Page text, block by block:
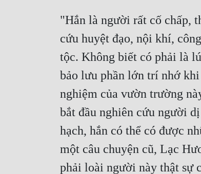
"Hắn là người rất cố chấp,
cứu huyệt đạo, nội khí,
tộc. Không biết có phải là
bảo lưu phần lớn trí nhớ
nghiệm của vườn trường
bắt đầu nghiên cứu người
hạch, hắn có thể có được
một câu chuyện cũ, Lạc
phải loài người này thật sự